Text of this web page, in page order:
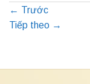
← Trước
Tiếp theo →